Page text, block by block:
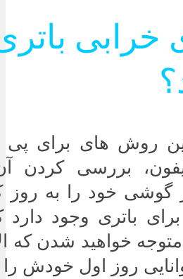
خرابی
روش های برای پی
بررسی کردن
خود را به روز
باتری وجود دارد
خواهید شدن که
روز اول خودش را